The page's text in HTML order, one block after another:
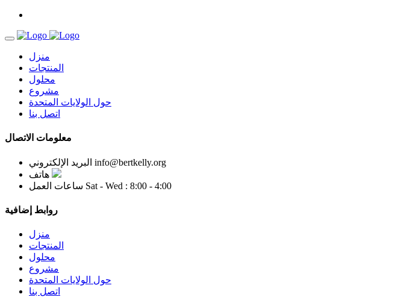
منزل
المنتجات
محلول
مشروع
حول الولايات المتحدة
اتصل بنا
معلومات الاتصال
البريد الإلكتروني info@bertkelly.org
هاتف
ساعات العمل Sat - Wed : 8:00 - 4:00
روابط إضافية
منزل
المنتجات
محلول
مشروع
حول الولايات المتحدة
اتصل بنا